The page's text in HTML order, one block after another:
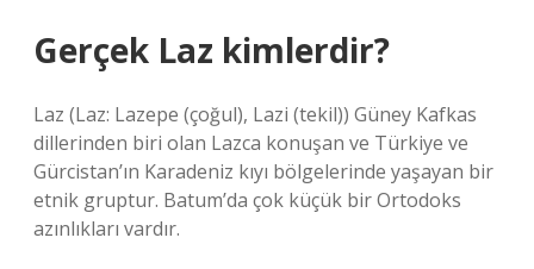
Gerçek Laz kimlerdir?
Laz (Laz: Lazepe (çoğul), Lazi (tekil)) Güney Kafkas
dillerinden biri olan Lazca konuşan ve Türkiye ve
Gürcistan’ın Karadeniz kıyı bölgelerinde yaşayan bir
etnik gruptur. Batum’da çok küçük bir Ortodoks
azınlıkları vardır.